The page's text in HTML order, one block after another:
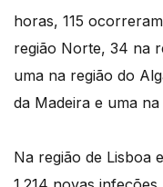
horas, 115
região Norte, 34 na
uma na região do
da Madeira e uma
Na região de Lisboa